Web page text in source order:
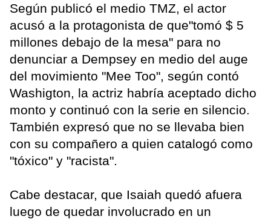
Según publicó el medio TMZ, el actor
acusó a la protagonista de que"tomó $ 5
millones debajo de la mesa" para no
denunciar a Dempsey en medio del auge
del movimiento "Mee Too", según contó
Washigton, la actriz habría aceptado dicho
monto y continuó con la serie en silencio.
También expresó que no se llevaba bien
con su compañero a quien catalogó como
"tóxico" y "racista".
Cabe destacar, que Isaiah quedó afuera
luego de quedar involucrado en un